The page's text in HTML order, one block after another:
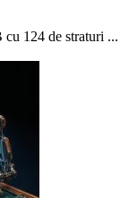
124 de straturi ...